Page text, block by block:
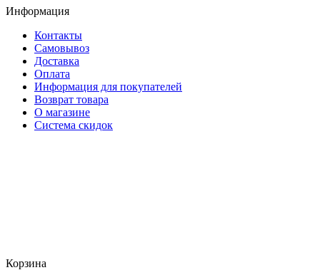
Информация
Контакты
Самовывоз
Доставка
Оплата
Информация для покупателей
Возврат товара
О магазине
Система скидок
Корзина